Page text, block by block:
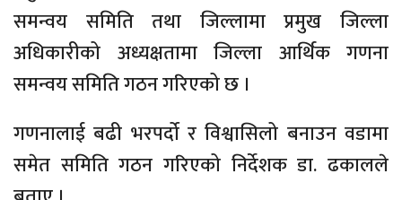
समन्वय समिति तथा जिल्लामा प्रमुख जिल्ला
अधिकारीको अध्यक्षतामा जिल्ला आर्थिक गणना
समन्वय समिति गठन गरिएको छ ।
गणनालाई बढी भरपर्दो र विश्वासिलो बनाउन वडामा
समेत समिति गठन गरिएको निर्देशक डा. ढकालले